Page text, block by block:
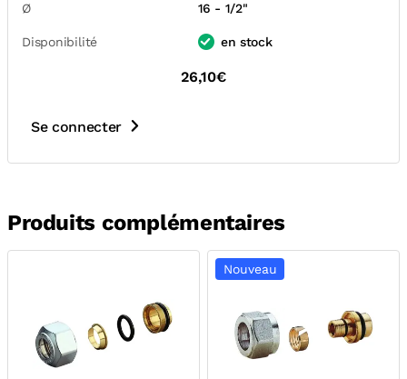
Ø
16 - 1/2"
Disponibilité en stock
26,10€
Se connecter
Produits complémentaires
Nouveau